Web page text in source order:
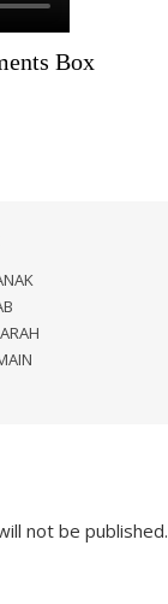
Box
not be published.